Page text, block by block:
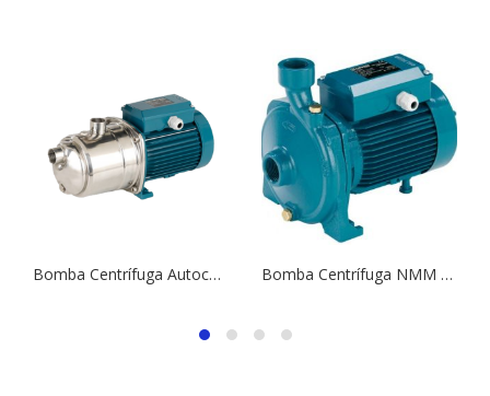
Bomba Centrífuga Autocebante NGXM 6/18 | 2,0 HP | 220 V. Bomba Centrífuga NMM 25/160B | 1,5 HP | 220 V.